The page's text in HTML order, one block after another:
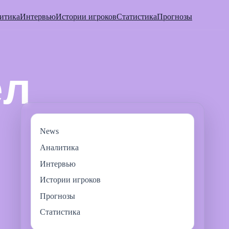
ИнтервьюИстории игроковСтатистикаПрогнозы
News
Аналитика
Интервью
Истории игроков
Прогнозы
Статистика